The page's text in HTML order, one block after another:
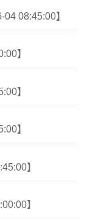
08:45:00】
】
】
】
】
】